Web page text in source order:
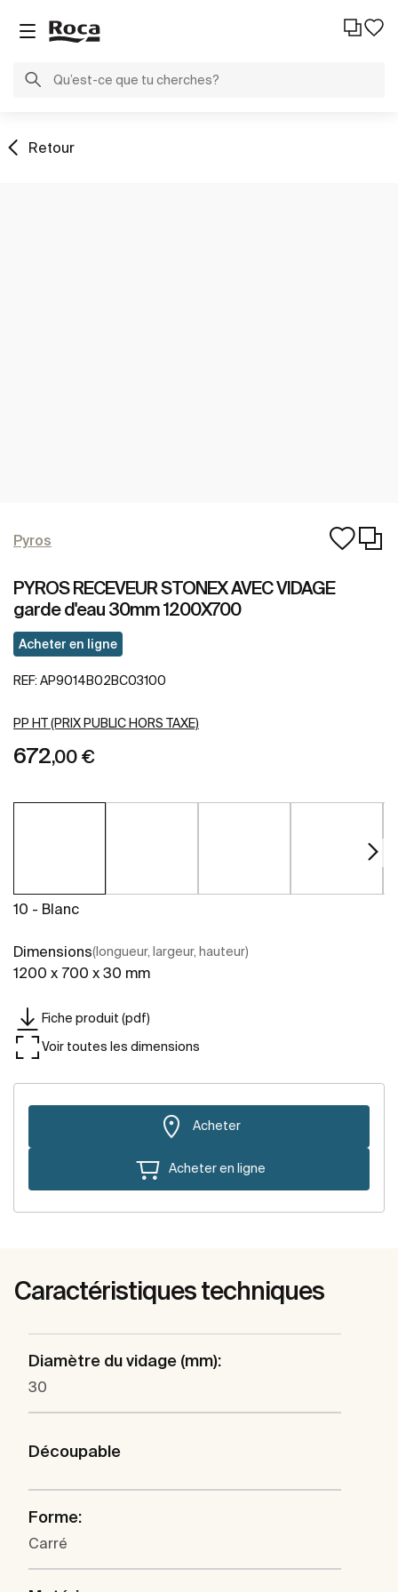
Retour
Pyros
PYROS RECEVEUR STONEX AVEC VIDAGE
garde d'eau 30mm 1200X700
Acheter en ligne
REF: AP9014B02BC03100
PP HT (PRIX PUBLIC HORS TAXE)
672,00 €
10 - Blanc
Dimensions(longueur, largeur, hauteur)
1200 x 700 x 30 mm
Fiche produit (pdf)
Voir toutes les dimensions
Acheter
Acheter en ligne
Caractéristiques techniques
Diamètre du vidage (mm):
30
Découpable
Forme:
Carré